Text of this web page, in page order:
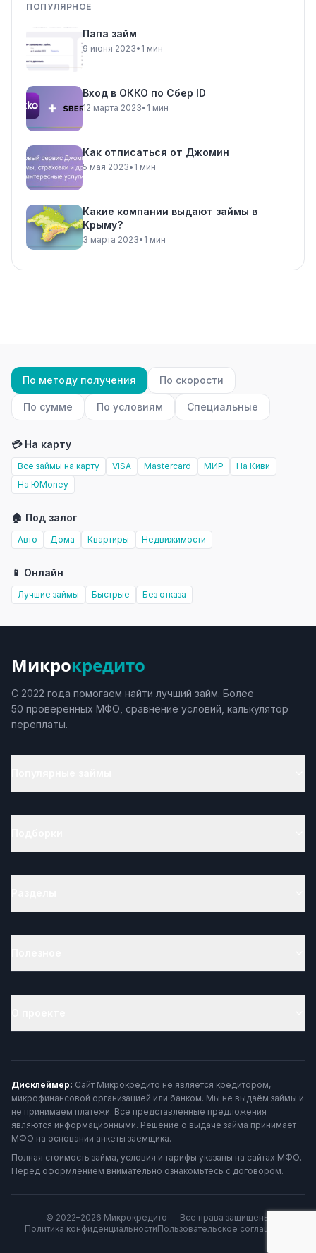
ПОПУЛЯРНОЕ
Папа займ
9 июня 2023• 1 мин
Вход в ОККО по Сбер ID
12 марта 2023• 1 мин
Как отписаться от Джомин
5 мая 2023• 1 мин
Какие компании выдают займы в
Крыму?
3 марта 2023• 1 мин
По методу получения По скорости
По сумме По условиям Специальные
💳 На карту
Все займы на карту VISA Mastercard МИР
На Киви
На ЮMoney
🏠 Под залог
Авто Дома Квартиры Недвижимости
📱 Онлайн
Лучшие займы Быстрые Без отказа
Микрокредито
С 2022 года помогаем найти лучший займ. Более
50 проверенных МФО, сравнение условий, калькулятор
переплаты.
Дисклеймер: Сайт Микрокредито не является кредитором,
микрофинансовой организацией или банком. Мы не выдаём займы и
не принимаем платежи. Все представленные предложения
являются информационными. Решение о выдаче займа принимает
МФО на основании анкеты заёмщика.
Полная стоимость займа, условия и тарифы указаны на сайтах МФО.
Перед оформлением внимательно ознакомьтесь с договором.
© 2022–2026 Микрокредито — Все права защищены
Политика конфиденциальностиПользовательское соглашение